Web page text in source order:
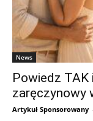
News
Powiedz TAK
zaręczynowy
Artykuł Sponsorowany -